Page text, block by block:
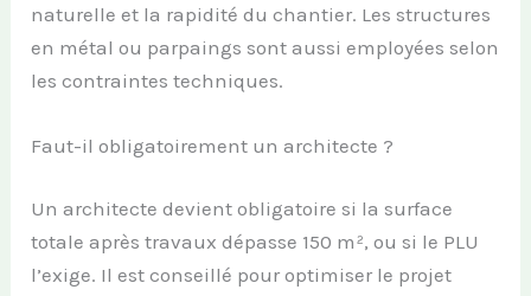
naturelle et la rapidité du chantier. Les structures
en métal ou parpaings sont aussi employées selon
les contraintes techniques.
Faut-il obligatoirement un architecte ?
Un architecte devient obligatoire si la surface
totale après travaux dépasse 150 m², ou si le PLU
l’exige. Il est conseillé pour optimiser le projet